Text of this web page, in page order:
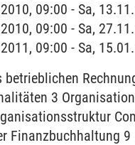
09:00 - Sa,
09:00 - Sa,
09:00 - Sa,
betrieblichen
3
Finanzbuchhaltung